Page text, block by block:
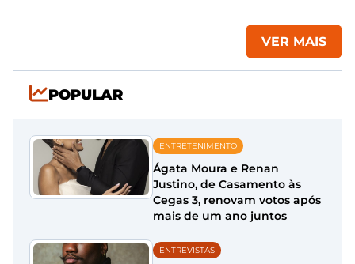
VER MAIS
POPULAR
ENTRETENIMENTO
Ágata Moura e Renan
Justino, de Casamento às
Cegas 3, renovam votos após
mais de um ano juntos
ENTREVISTAS